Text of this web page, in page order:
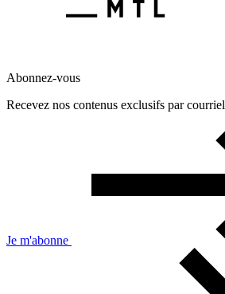
Abonnez-vous
Recevez nos contenus exclusifs par courriel
Je m'abonne